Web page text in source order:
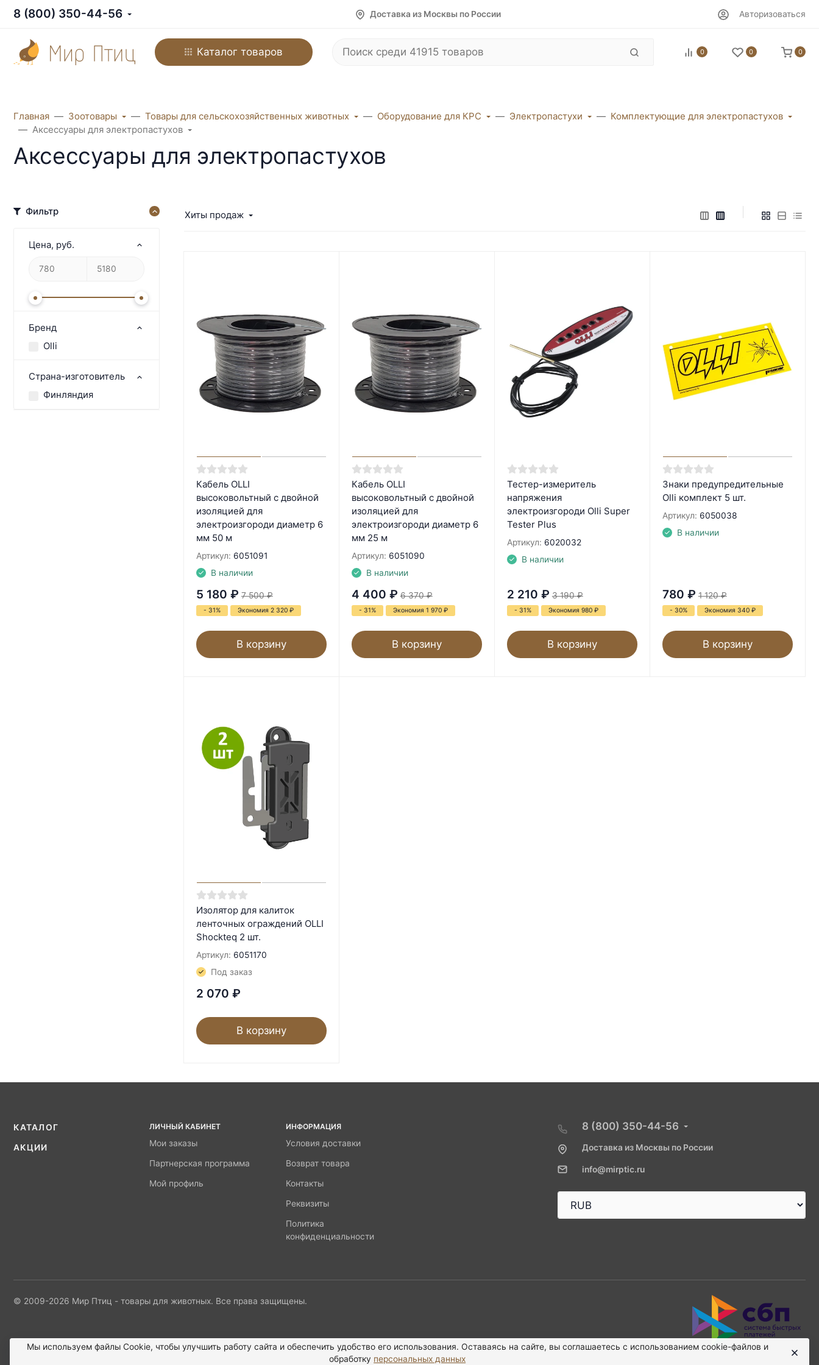
8 (800) 350-44-56 Доставка из Москвы по России Авторизоваться
Каталог товаров 0 0 0
Главная Зоотовары Товары для сельскохозяйственных животных Оборудование для КРС Электропастухи
Комплектующие для электропастухов
Аксессуары для электропастухов
Аксессуары для электропастухов
Фильтр
Цена, руб.
Бренд
Olli
Страна-изготовитель
Финляндия
Хиты продаж
Кабель OLLI
высоковольтный с двойной
изоляцией для
электроизгороди диаметр 6
мм 50 м
Артикул: 6051091
В наличии
5 180 ₽ 7 500 ₽
- 31% Экономия 2 320 ₽
В корзину
Кабель OLLI
высоковольтный с двойной
изоляцией для
электроизгороди диаметр 6
мм 25 м
Артикул: 6051090
В наличии
4 400 ₽ 6 370 ₽
- 31% Экономия 1 970 ₽
В корзину
Тестер-измеритель
напряжения
электроизгороди Olli Super
Tester Plus
Артикул: 6020032
В наличии
2 210 ₽ 3 190 ₽
- 31% Экономия 980 ₽
В корзину
Знаки предупредительные
Olli комплект 5 шт.
Артикул: 6050038
В наличии
780 ₽ 1 120 ₽
- 30% Экономия 340 ₽
В корзину
Изолятор для калиток
ленточных ограждений OLLI
Shockteq 2 шт.
Артикул: 6051170
Под заказ
2 070 ₽
В корзину
КАТАЛОГ
АКЦИИ
ЛИЧНЫЙ КАБИНЕТ
Мои заказы
Партнерская программа
Мой профиль
ИНФОРМАЦИЯ
Условия доставки
Возврат товара
Контакты
Реквизиты
Политика
конфиденциальности
8 (800) 350-44-56
Доставка из Москвы по России
info@mirptic.ru
© 2009-2026 Мир Птиц - товары для животных. Все права защищены.
Мы используем файлы Сookie, чтобы улучшить работу сайта и обеспечить удобство его использования. Оставаясь на сайте, вы соглашаетесь с использованием cookie-файлов и
обработку персональных данных